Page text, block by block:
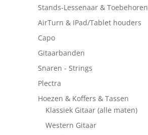
Stands-Lessenaar & Toebehoren
AirTurn & IPad/Tablet houders
Capo
Gitaarbanden
Snaren - Strings
Plectra
Hoezen & Koffers & Tassen
Klassiek Gitaar (alle maten)
Western Gitaar